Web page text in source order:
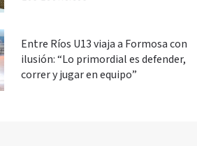
Entre Ríos U13 viaja a Formosa con
ilusión: “Lo primordial es defender,
correr y jugar en equipo”